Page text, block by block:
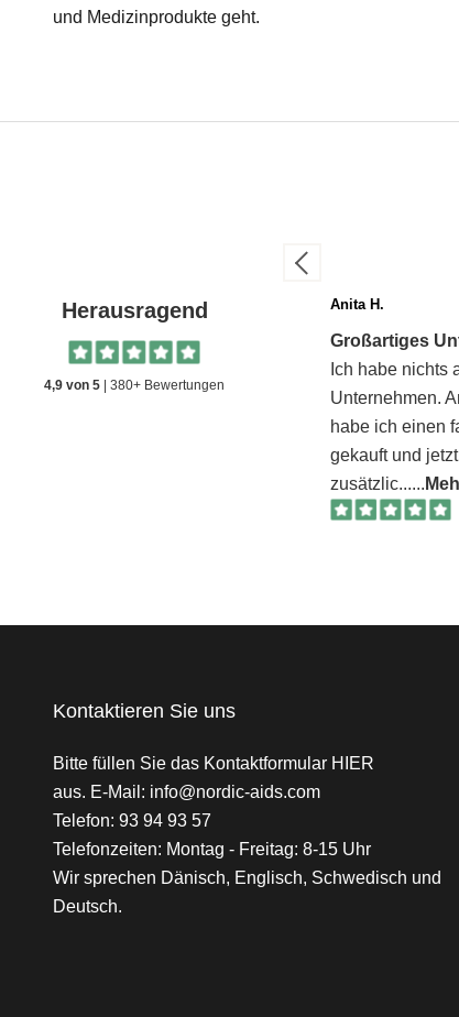
und Medizinprodukte geht.
Herausragend
4,9 von 5 |380+ Bewertungen
Pedersen
das, was ich brauchte
das, was ich brauchte, funktioniert
Schneller Versand und alles ist wie
Anita H.
Großartiges
Ich habe nichts
Unternehmen.
habe ich einen
gekauft und
zusätzlic......
Kontaktieren Sie uns
Bitte füllen Sie das Kontaktformular HIER
aus. E-Mail: info@nordic-aids.com
Telefon: 93 94 93 57
Telefonzeiten: Montag - Freitag: 8-15 Uhr
Wir sprechen Dänisch, Englisch, Schwedisch und
Deutsch.